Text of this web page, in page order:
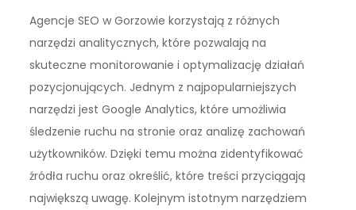
Agencje SEO w Gorzowie korzystają z różnych
narzędzi analitycznych, które pozwalają na
skuteczne monitorowanie i optymalizację działań
pozycjonujących. Jednym z najpopularniejszych
narzędzi jest Google Analytics, które umożliwia
śledzenie ruchu na stronie oraz analizę zachowań
użytkowników. Dzięki temu można zidentyfikować
źródła ruchu oraz określić, które treści przyciągają
największą uwagę. Kolejnym istotnym narzędziem